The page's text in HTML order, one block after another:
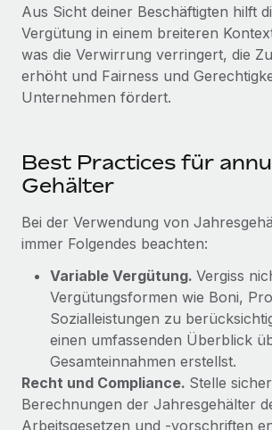
Aus Sicht deiner Beschäftigten hilft
Vergütung in einem breiteren
was die Verwirrung verringert, die
erhöht und Fairness und
Unternehmen fördert.
Best Practices für
Gehälter
Bei der Verwendung von
immer Folgendes beachten:
Variable Vergütung. Vergiss
Vergütungsformen wie Boni,
Sozialleistungen zu
einen umfassenden Überblick
Gesamteinnahmen erstellst.
Recht und Compliance. Stelle
Berechnungen der Jahresgehälter
Arbeitsgesetzen und -vorschriften